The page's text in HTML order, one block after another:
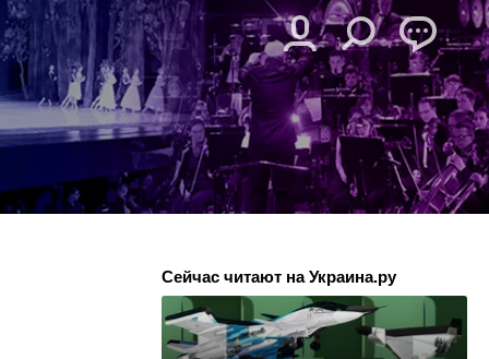
Сейчас читают на Украина.ру